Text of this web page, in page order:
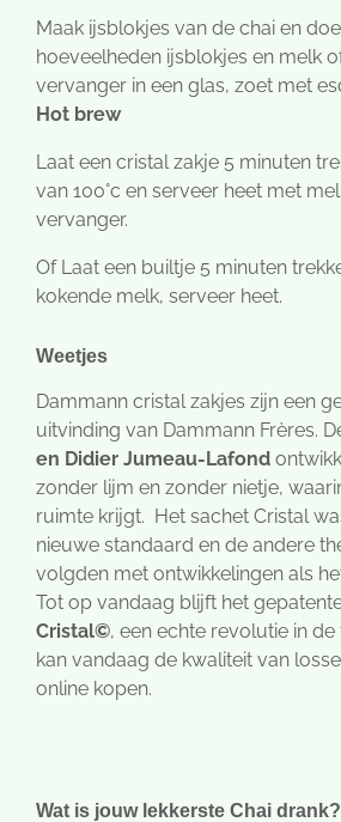
Maak ijsblokjes van de chai en
hoeveelheden ijsblokjes en melk
vervanger in een glas, zoet met
Hot brew
Laat een cristal zakje 5 minuten
van 100°c en serveer heet met
vervanger.
Of Laat een builtje 5 minuten
kokende melk, serveer heet.
Weetjes
Dammann cristal zakjes zijn een
uitvinding van Dammann Frères.
en Didier Jumeau-Lafond
zonder lijm en zonder nietje,
ruimte krijgt. Het sachet Cristal
nieuwe standaard en de andere
volgden met ontwikkelingen als
Tot op vandaag blijft het
Cristal©, een echte revolutie in
kan vandaag de kwaliteit van
online kopen.
Wat is jouw lekkerste Chai drank?